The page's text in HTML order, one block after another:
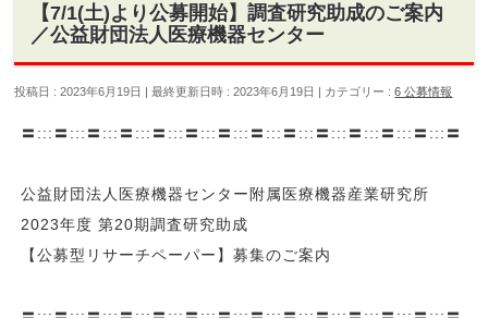
【7/1(土)より公募開始】調査研究助成のご案内
／公益財団法人医療機器センター
投稿日 : 2023年6月19日 最終更新日時 : 2023年6月19日 カテゴリー :6 公募情報
〓:::〓:::〓:::〓:::〓:::〓:::〓:::〓:::〓:::〓:::〓:::〓:::〓:::〓
公益財団法人医療機器センター附属医療機器産業研究所
2023年度 第20期調査研究助成
【公募型リサーチペーパー】募集のご案内